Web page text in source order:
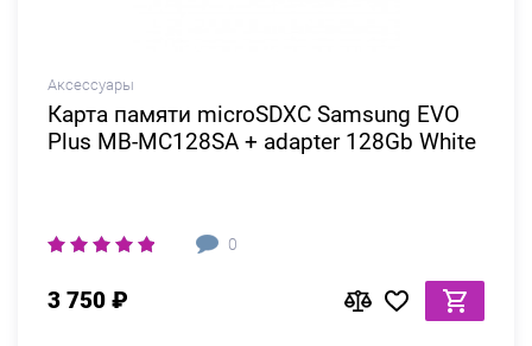
Аксессуары
Карта памяти microSDXC Samsung EVO
Plus MB-MC128SA + adapter 128Gb White
0
3 750 ₽